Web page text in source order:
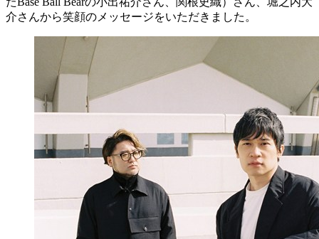
介さんから笑顔のメッセージをいただきました。